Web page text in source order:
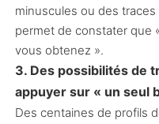
minuscules ou des
permet de constater que
vous obtenez ».
3. Des possibilités de
appuyer sur « un seul
Des centaines de profils